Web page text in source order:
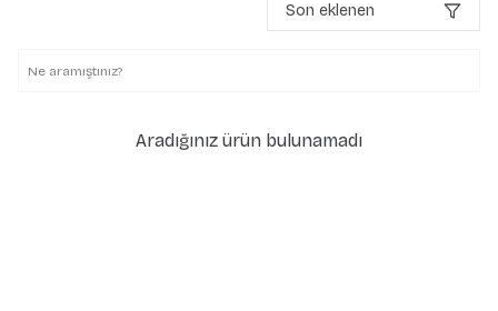
Son eklenen
Aradığınız ürün bulunamadı